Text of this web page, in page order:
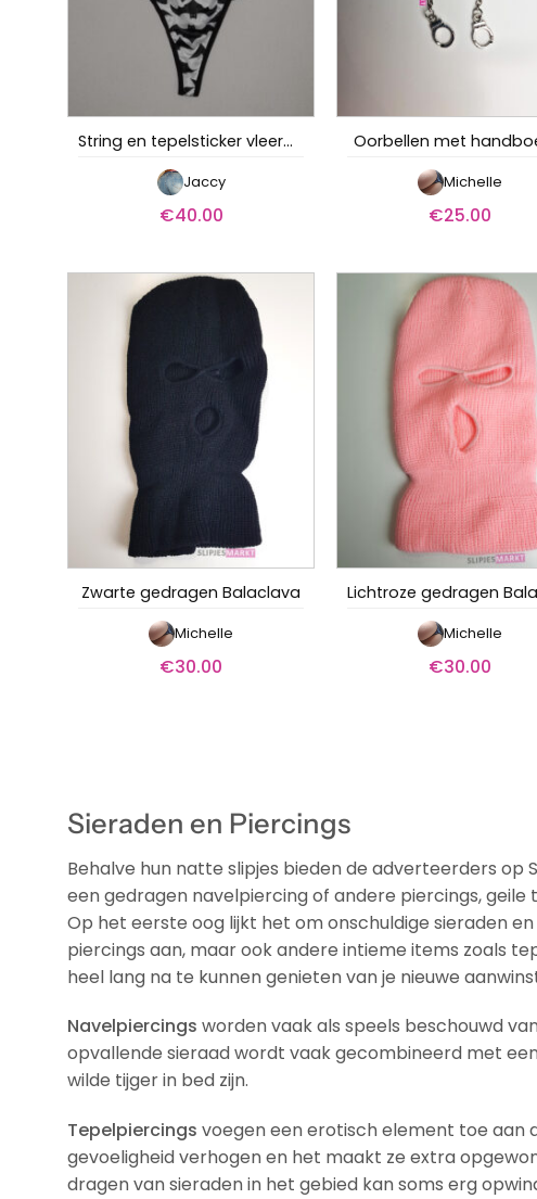
String en tepelsticker vleermuis
Jaccy
€40.00
Oorbellen met
Michelle
€25.00
Zwarte gedragen Balaclava
Michelle
€30.00
Michelle
€30.00
Sieraden en Piercings
Behalve hun natte slipjes bieden de adverteerders op
een gedragen navelpiercing of andere piercings,
Op het eerste oog lijkt het om onschuldige sieraden
piercings aan, maar ook andere intieme items zoals
heel lang na te kunnen genieten van je nieuwe
Navelpiercings worden vaak als speels beschouwd
opvallende sieraad wordt vaak gecombineerd met
wilde tijger in bed zijn.
Tepelpiercings voegen een erotisch element toe aan
gevoeligheid verhogen en het maakt ze extra
dragen van sieraden in het gebied kan soms erg